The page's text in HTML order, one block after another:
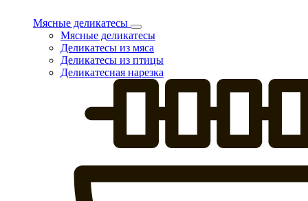
Мясные деликатесы
Мясные деликатесы
Деликатесы из мяса
Деликатесы из птицы
Деликатесная нарезка